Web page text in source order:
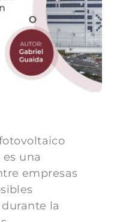
una
empresas
la